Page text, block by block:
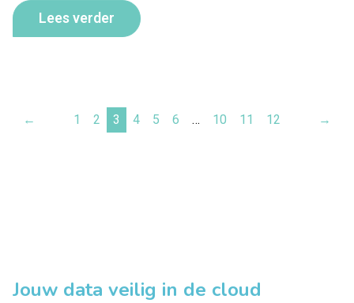
Lees verder
← 1 2 3 4 5 6 … 10 11 12 →
Jouw data veilig in de cloud